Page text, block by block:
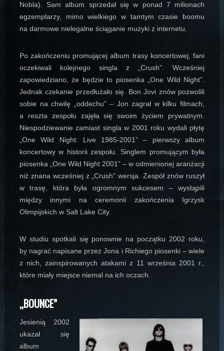
Nobla). Sam album sprzedał się w ponad 7 milionach
egzemplarzy, mimo wielkiego w tamtym czasie boomu
na darmowe nielegalne ściąganie muzyki z internetu.
Po zakończeniu promującej album trasy koncertowej, fani
oczekiwali kolejnego singla z „Crush”. Wcześniej
zapowiedziano, że będzie to piosenka „One Wild Night”.
Jednak czekanie przedłużało się. Bon Jovi znów pozwolili
sobie na chwilę „oddechu” – Jon zagrał w kilku filmach,
a reszta zespołu zajęła się swoim życiem prywatnym.
Niespodziewanie zamiast singla w 2001 roku wydali płytę
„One Wild Night: Live 1985-2001” – pierwszy album
koncertowy w historii zespołu. Singlem promującym była
piosenka „One Wild Night 2001” – w odmienionej aranżacji
niż znana wcześniej z „Crush” wersja. Zespół znów ruszył
w trasę, która była ogromnym sukcesem – wystąpili
między innymi na ceremonii zakończenia Igrzysk
Olimpijskich w Salt Lake City.
W studiu spotkali się ponownie na początku 2002 roku,
by nagrać napisane przez Jona i Richiego piosenki – wiele
z nich, zainspirowanych atakami z 11 września 2001 r.,
które miały miejsce niemal na ich oczach.
„BOUNCE”
Jesienią 2002
ukazał się
album